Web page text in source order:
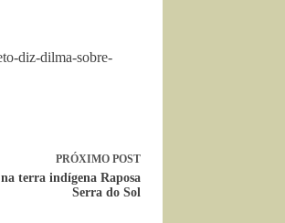
diz-dilma-sobre-
PRÓXIMO POST
terra indígena Raposa
Serra do Sol